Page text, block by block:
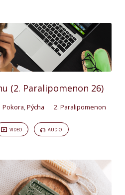
(2. Paralipomenon 26)
Pokora Pýcha 2. Paralipomenon
VIDEO AUDIO